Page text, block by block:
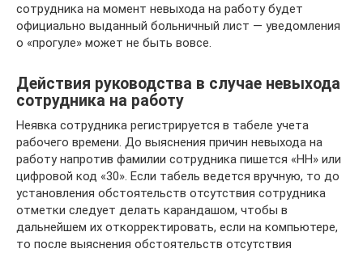
сотрудника на момент невыхода на работу будет
официально выданный больничный лист — уведомления
о «прогуле» может не быть вовсе.
Действия руководства в случае невыхода
сотрудника на работу
Неявка сотрудника регистрируется в табеле учета
рабочего времени. До выяснения причин невыхода на
работу напротив фамилии сотрудника пишется «НН» или
цифровой код «30». Если табель ведется вручную, то до
установления обстоятельств отсутствия сотрудника
отметки следует делать карандашом, чтобы в
дальнейшем их откорректировать, если на компьютере,
то после выяснения обстоятельств отсутствия